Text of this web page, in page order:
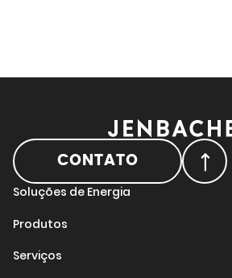
CONTATO
Soluções de Energia
Produtos
Serviços